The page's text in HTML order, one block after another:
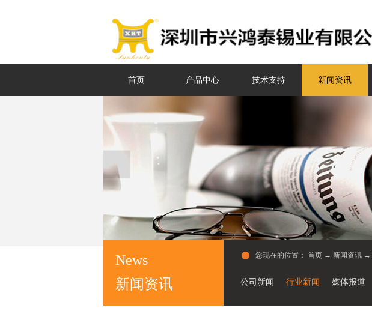
首页 产品中心 技术支持 新闻资讯
新闻资讯
News
公司新闻 行业新闻 媒体报道
您现在的位置： 首页 → 新闻资讯 →